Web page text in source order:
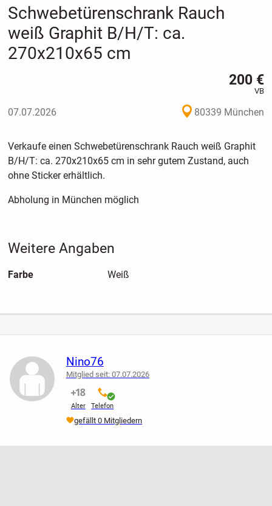
Schwebetürenschrank Rauch
weiß Graphit B/H/T: ca.
270x210x65 cm
200 €
VB
07.07.2026 80339 München
Verkaufe einen Schwebetürenschrank Rauch weiß Graphit
B/H/T: ca. 270x210x65 cm in sehr gutem Zustand, auch
ohne Sticker erhältlich.
Abholung in München möglich
Weitere Angaben
Farbe Weiß
Nino76
Mitglied seit: 07.07.2026
Alter
nicht verifiziert
Telefon
verifiziert
gefällt 0 Mitgliedern